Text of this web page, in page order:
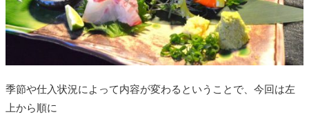
季節や仕入状況によって内容が変わるということで、今回は左
上から順に